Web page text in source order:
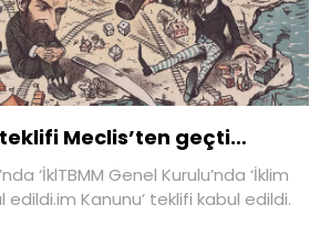
teklifi Meclis’ten geçti…
‘İklTBMM Genel Kurulu’nda ‘İklim
edildi.im Kanunu’ teklifi kabul edildi.